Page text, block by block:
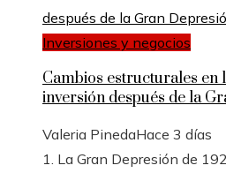
Inversiones y negocios
Cambios estructurales en
inversión después de la
Valeria PinedaHace 3 días
1. La Gran Depresión de